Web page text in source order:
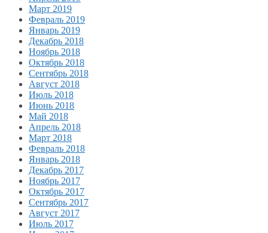
Март 2019
Февраль 2019
Январь 2019
Декабрь 2018
Ноябрь 2018
Октябрь 2018
Сентябрь 2018
Август 2018
Июль 2018
Июнь 2018
Май 2018
Апрель 2018
Март 2018
Февраль 2018
Январь 2018
Декабрь 2017
Ноябрь 2017
Октябрь 2017
Сентябрь 2017
Август 2017
Июль 2017